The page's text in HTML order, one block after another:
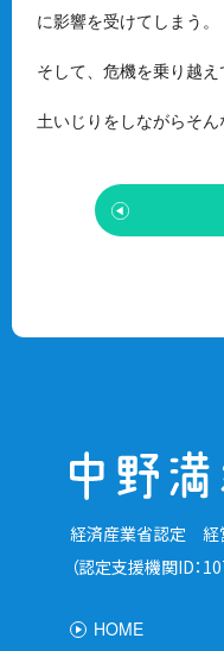
に影響を受けてしまう。
そして、危機を乗り越え
土いじりをしながらそん
経済産業省認定 経
（認定支援機関ID：
HOME